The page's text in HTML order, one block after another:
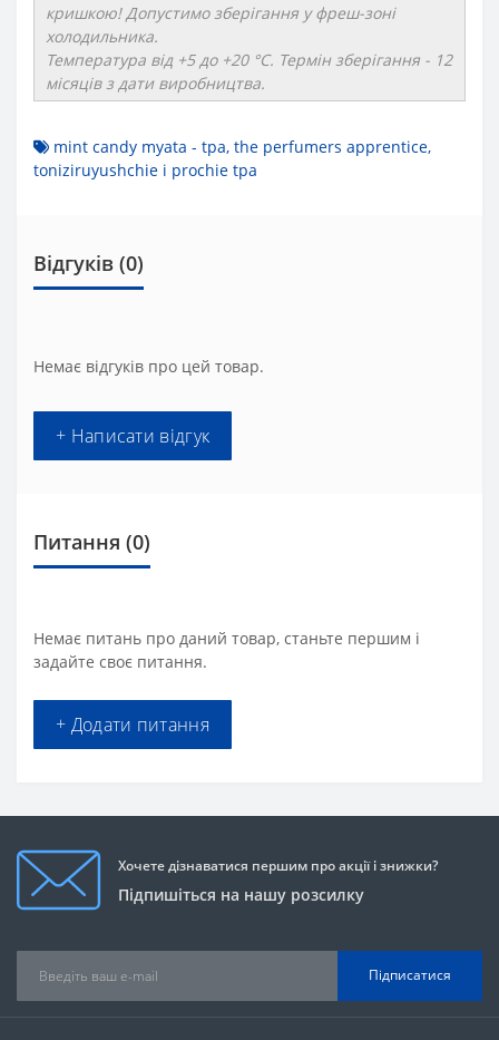
кришкою! Допустимо зберігання у фреш-зоні
холодильника.
Температура від +5 до +20 °C. Термін зберігання - 12
місяців з дати виробництва.
mint candy myata - tpa, the perfumers apprentice,
toniziruyushchie i prochie tpa
Відгуків (0)
Немає відгуків про цей товар.
+ Написати відгук
Питання (0)
Немає питань про даний товар, станьте першим і
задайте своє питання.
+ Додати питання
Хочете дізнаватися першим про акції і знижки?
Підпишіться на нашу розсилку
Підписатися